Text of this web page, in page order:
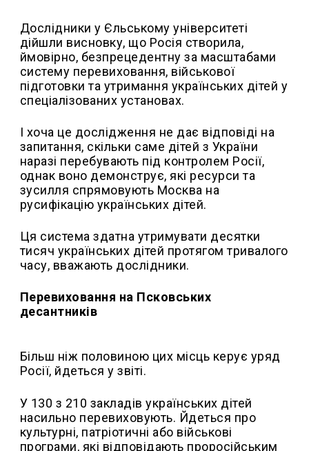
Дослідники у Єльському університеті
дійшли висновку, що Росія створила,
ймовірно, безпрецедентну за масштабами
систему перевиховання, військової
підготовки та утримання українських дітей у
спеціалізованих установах.
І хоча це дослідження не дає відповіді на
запитання, скільки саме дітей з України
наразі перебувають під контролем Росії,
однак воно демонструє, які ресурси та
зусилля спрямовують Москва на
русифікацію українських дітей.
Ця система здатна утримувати десятки
тисяч українських дітей протягом тривалого
часу, вважають дослідники.
Перевиховання на Псковських
десантників
Більш ніж половиною цих місць керує уряд
Росії, йдеться у звіті.
У 130 з 210 закладів українських дітей
насильно перевиховують. Йдеться про
культурні, патріотичні або військові
програми, які відповідають проросійським